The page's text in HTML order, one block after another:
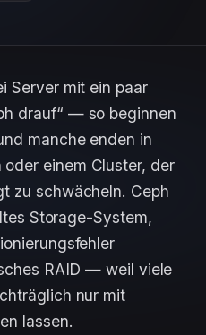
Server mit ein paar
drauf“ — so beginnen
manche enden in
einem Cluster, der
zu schwächeln. Ceph
Storage-System,
RAID — weil viele
nur mit
lassen.